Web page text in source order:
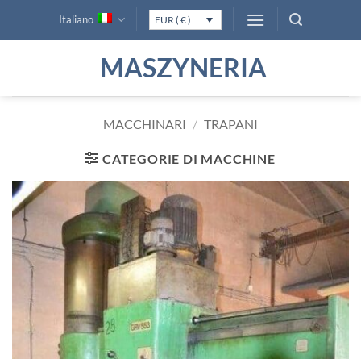
Italiano EUR ( € )
MASZYNERIA
MACCHINARI / TRAPANI
CATEGORIE DI MACCHINE